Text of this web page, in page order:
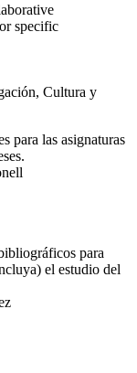
specific
Cultura y
para las asignaturas
para
el estudio del